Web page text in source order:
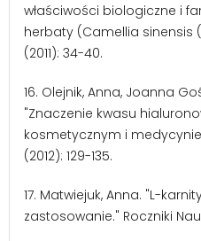
właściwości biologiczne i
herbaty (Camellia sinensis
(2011): 34-40.
16. Olejnik, Anna, Joanna
"Znaczenie kwasu
kosmetycznym i
(2012): 129-135.
17. Matwiejuk, Anna. "L-
zastosowanie." Roczniki